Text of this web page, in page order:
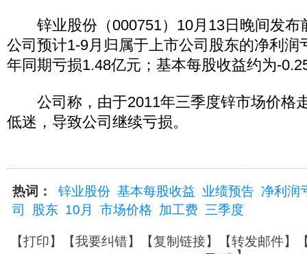
锌业股份（000751）10月13日晚间发布
公司预计1-9月归属于上市公司股东的净利润
年同期亏损1.48亿元；基本每股收益约为-
公司称，由于2011年三季度锌市场价格
低迷，导致公司继续亏损。
热词： 锌业股份 基本每股收益 业绩预告 净利润
司
股东 10月 市场价格 加工费 三季度
【打印】【我要纠错】【复制链接】【转发邮件】